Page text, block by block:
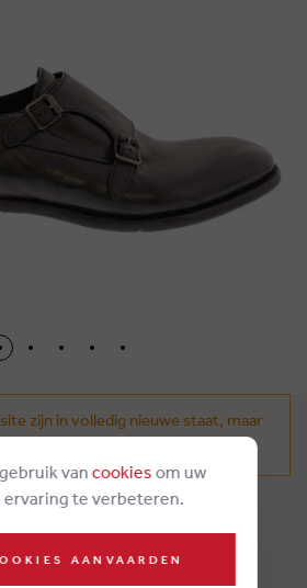
zijn in volledig nieuwe staat, maar
vertonen.
€ 375,00
van cookies om uw
te verbeteren.
AANVAARDEN